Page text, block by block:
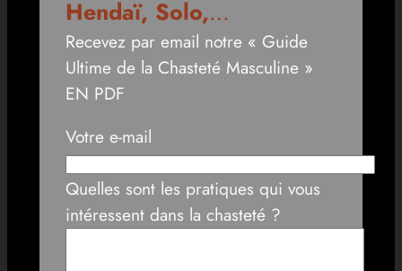
Hendaï, Solo,…
Recevez par email notre « Guide
Ultime de la Chasteté Masculine »
EN PDF
Votre e-mail
Quelles sont les pratiques qui vous
intéressent dans la chasteté ?